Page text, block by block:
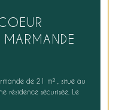
de 21 m² , situé au
résidence sécurisée. Le